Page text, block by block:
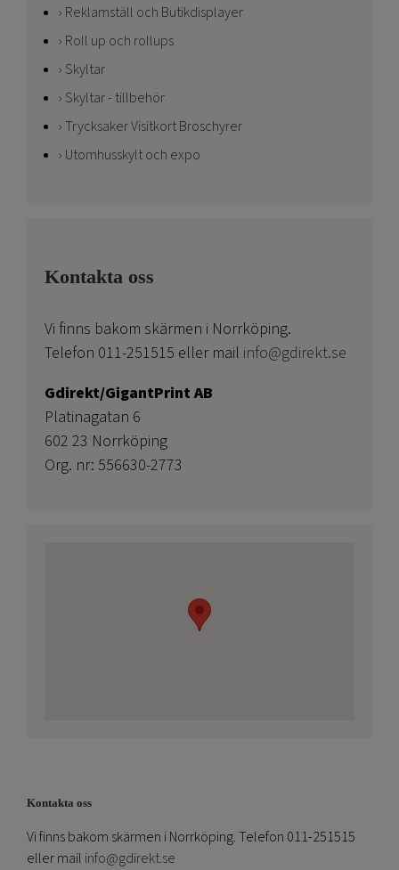
Reklamställ och Butikdisplayer
Roll up och rollups
Skyltar
Skyltar - tillbehör
Trycksaker Visitkort Broschyrer
Utomhusskylt och expo
Kontakta oss
Vi finns bakom skärmen i Norrköping.
Telefon 011-251515 eller mail info@gdirekt.se
Gdirekt/GigantPrint AB
Platinagatan 6
602 23 Norrköping
Org. nr: 556630-2773
Kontakta oss
Vi finns bakom skärmen i Norrköping. Telefon 011-251515
eller mail info@gdirekt.se